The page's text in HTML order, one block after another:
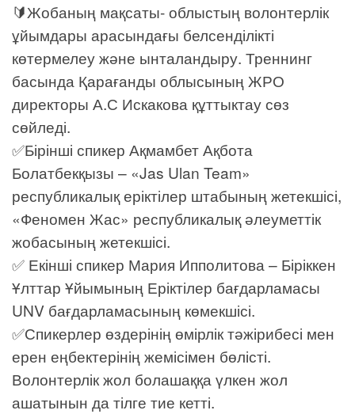
🔰Жобаның мақсаты- облыстың волонтерлік
ұйымдары арасындағы белсенділікті
көтермелеу және ынталандыру. Треннинг
басында Қарағанды облысының ЖРО
директоры А.С Искакова құттыктау сөз
сөйледі.
✅Бірінші спикер Ақмамбет Ақбота
Болатбекқызы – «Jas Ulan Team»
республикалық еріктілер штабының жетекшісі,
«Феномен Жас» республикалық әлеуметтік
жобасының жетекшісі.
✅ Екінші спикер Мария Ипполитова – Біріккен
Ұлттар Ұйымының Еріктілер бағдарламасы
UNV бағдарламасының көмекшісі.
✅Спикерлер өздерінің өмірлік тәжірибесі мен
ерен еңбектерінің жемісімен бөлісті.
Волонтерлік жол болашаққа үлкен жол
ашатынын да тілге тие кетті.